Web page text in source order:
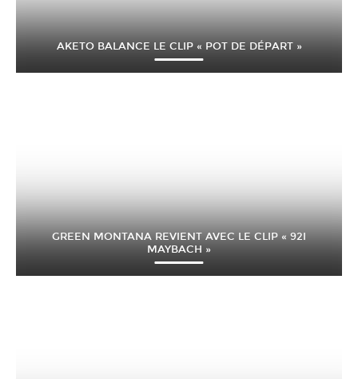
AKETO BALANCE LE CLIP « POT DE DÉPART »
GREEN MONTANA REVIENT AVEC LE CLIP « 92I
MAYBACH »